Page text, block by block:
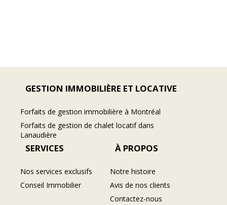
GESTION IMMOBILIÈRE ET LOCATIVE
Forfaits de gestion immobilière à Montréal
Forfaits de gestion de chalet locatif dans
Lanaudière
SERVICES
Nos services exclusifs
Conseil Immobilier
À PROPOS
Notre histoire
Avis de nos clients
Contactez-nous